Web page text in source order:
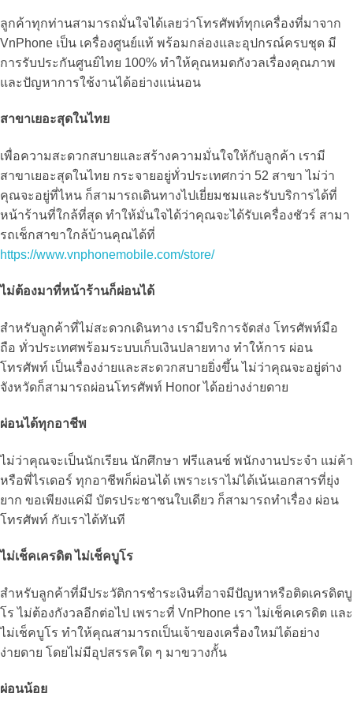
ลูกค้าทุกท่านสามารถมั่นใจได้เลยว่าโทรศัพท์ทุกเครื่องที่มาจาก
VnPhone เป็น เครื่องศูนย์แท้ พร้อมกล่องและอุปกรณ์ครบชุด มี
การรับประกันศูนย์ไทย 100% ทำให้คุณหมดกังวลเรื่องคุณภาพ
และปัญหาการใช้งานได้อย่างแน่นอน
สาขาเยอะสุดในไทย
เพื่อความสะดวกสบายและสร้างความมั่นใจให้กับลูกค้า เรามี
สาขาเยอะสุดในไทย กระจายอยู่ทั่วประเทศกว่า 52 สาขา ไม่ว่า
คุณจะอยู่ที่ไหน ก็สามารถเดินทางไปเยี่ยมชมและรับบริการได้ที่
หน้าร้านที่ใกล้ที่สุด ทำให้มั่นใจได้ว่าคุณจะได้รับเครื่องชัวร์ สามา
รถเช็กสาขาใกล้บ้านคุณได้ที่
https://www.vnphonemobile.com/store/
ไม่ต้องมาที่หน้าร้านก็ผ่อนได้
สำหรับลูกค้าที่ไม่สะดวกเดินทาง เรามีบริการจัดส่ง โทรศัพท์มือ
ถือ ทั่วประเทศพร้อมระบบเก็บเงินปลายทาง ทำให้การ ผ่อน
โทรศัพท์ เป็นเรื่องง่ายและสะดวกสบายยิ่งขึ้น ไม่ว่าคุณจะอยู่ต่าง
จังหวัดก็สามารถผ่อนโทรศัพท์ Honorได้อย่างง่ายดาย
ผ่อนได้ทุกอาชีพ
ไม่ว่าคุณจะเป็นนักเรียน นักศึกษา ฟรีแลนซ์ พนักงานประจำ แม่ค้า
หรือพี่ไรเดอร์ ทุกอาชีพก็ผ่อนได้ เพราะเราไม่ได้เน้นเอกสารที่ยุ่ง
ยาก ขอเพียงแค่มี บัตรประชาชนใบเดียว ก็สามารถทำเรื่อง ผ่อน
โทรศัพท์ กับเราได้ทันที
ไม่เช็คเครดิต ไม่เช็คบูโร
สำหรับลูกค้าที่มีประวัติการชำระเงินที่อาจมีปัญหาหรือติดเครดิตบู
โร ไม่ต้องกังวลอีกต่อไป เพราะที่ VnPhone เรา ไม่เช็คเครดิต และ
ไม่เช็คบูโร ทำให้คุณสามารถเป็นเจ้าของเครื่องใหม่ได้อย่าง
ง่ายดาย โดยไม่มีอุปสรรคใด ๆ มาขวางกั้น
ผ่อนน้อย